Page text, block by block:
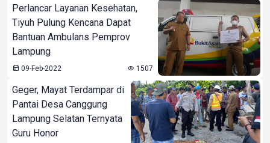
Perlancar Layanan Kesehatan,
Tiyuh Pulung Kencana Dapat
Bantuan Ambulans Pemprov
Lampung
09-Feb-2022 1507
Geger, Mayat Terdampar di
Pantai Desa Canggung
Lampung Selatan Ternyata
Guru Honor